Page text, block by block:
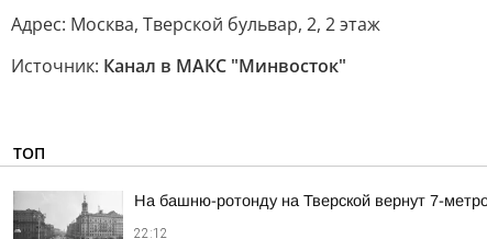
Адрес: Москва, Тверской бульвар, 2, 2 этаж
Источник: Канал в МАКС "Минвосток"
ТОП
На башню-ротонду на Тверской вернут 7-
22:12